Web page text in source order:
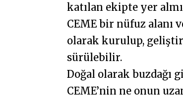
katılan ekipte yer
CEME bir nüfuz alanı
olarak kurulup,
sürülebilir.
Doğal olarak buzdağı
CEME’nin ne onun